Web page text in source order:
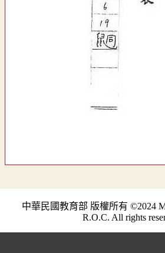
中華民國教育部 版權所有 ©2024
R.O.C. All rights